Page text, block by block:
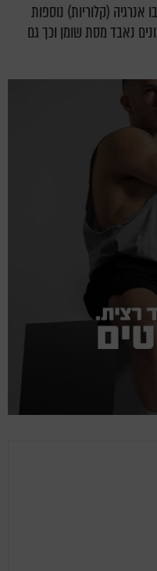
אנרגיה (קלוריות) נוספות
נאבד מסת שומן וכך גם